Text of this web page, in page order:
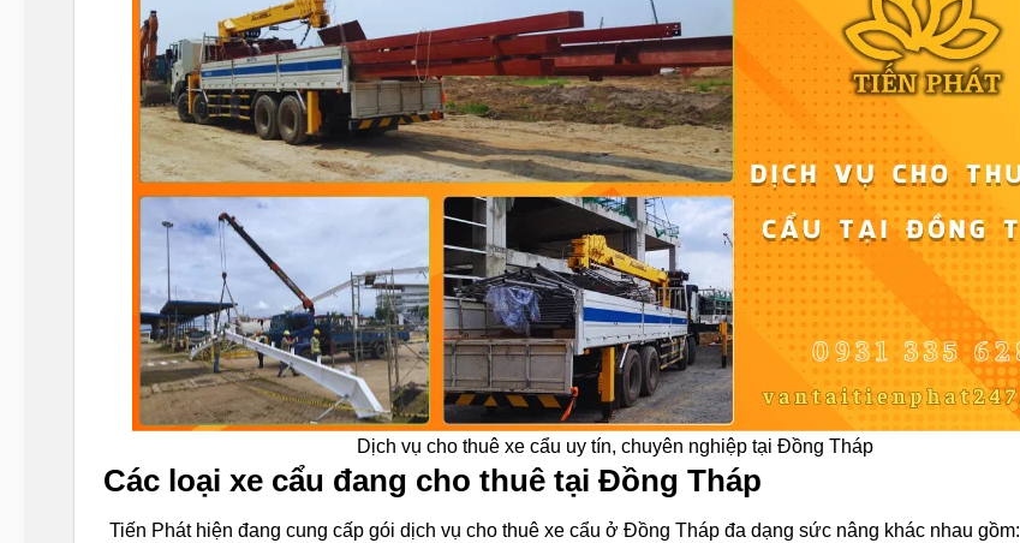
Dịch vụ cho thuê xe cẩu uy tín, chuyên nghiệp tại Đồng Tháp
Các loại xe cẩu đang cho thuê tại Đồng Tháp
Tiến Phát hiện đang cung cấp gói dịch vụ cho thuê xe cẩu ở Đồng Tháp đa dạng sức nâng khác nhau gồm: